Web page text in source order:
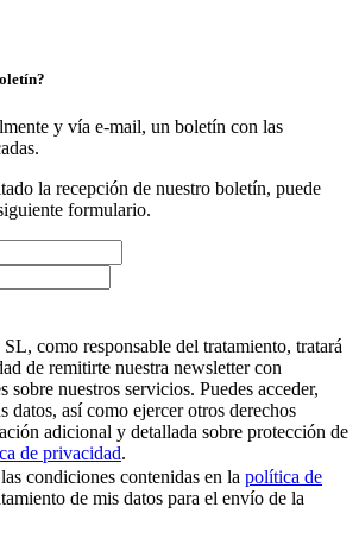
y vía e-mail, un boletín con las
la recepción de nuestro boletín, puede
formulario.
como responsable del tratamiento, tratará
de remitirte nuestra newsletter con
sobre nuestros servicios. Puedes acceder,
datos, así como ejercer otros derechos
adicional y detallada sobre protección de
de privacidad.
condiciones contenidas en la política de
de mis datos para el envío de la